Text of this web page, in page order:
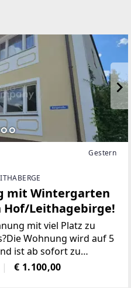
Gestern
mit Wintergarten
Hof/Leithagebirge!
mit viel Platz zu
Wohnung wird auf 5
ist ab sofort zu
Terrasse- 4 Zimmer-
€ 1.100,00